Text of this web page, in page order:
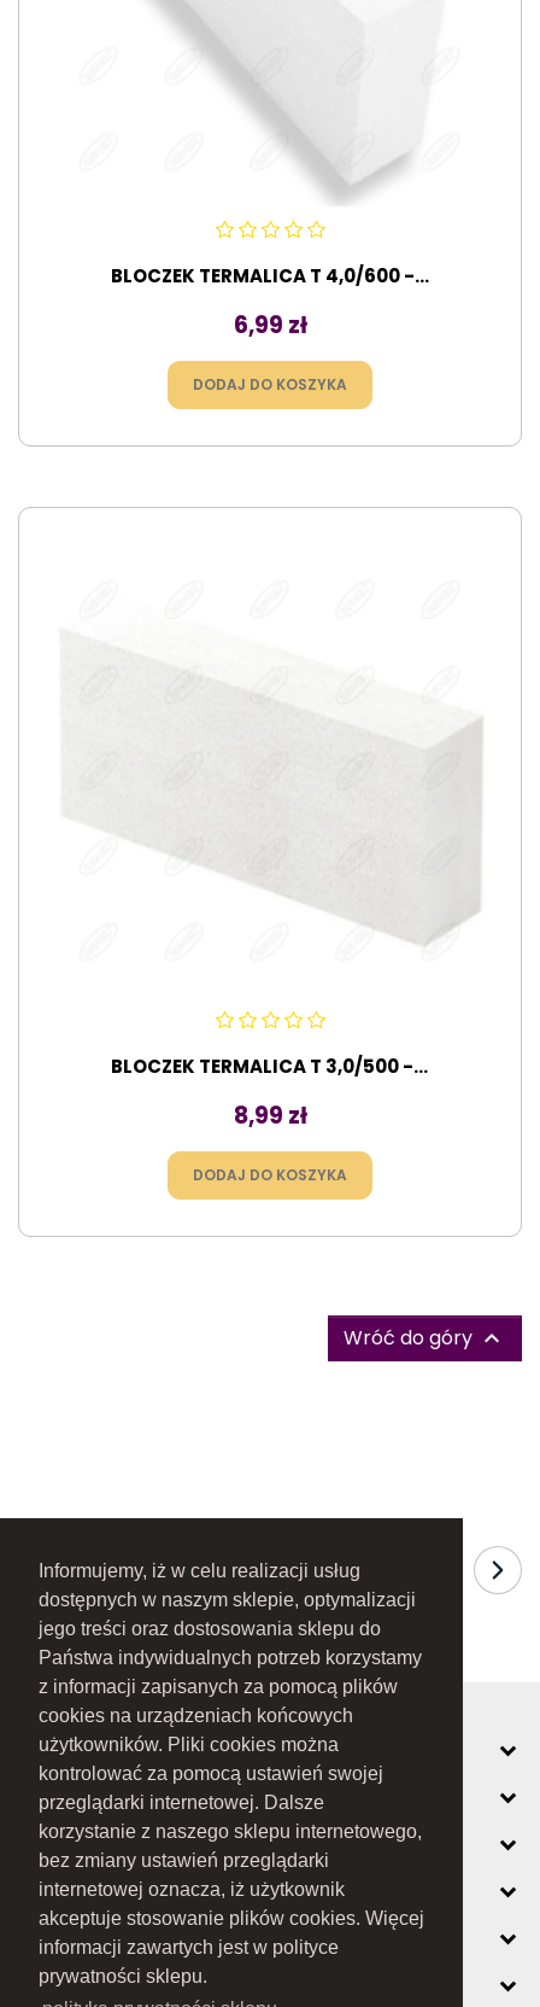
Informujemy, iż w celu realizacji usług
dostępnych w naszym sklepie, optymalizacji
jego treści oraz dostosowania sklepu do
Państwa indywidualnych potrzeb korzystamy
z informacji zapisanych za pomocą plików
cookies na urządzeniach końcowych
użytkowników. Pliki cookies można
kontrolować za pomocą ustawień swojej
przeglądarki internetowej. Dalsze
korzystanie z naszego sklepu internetowego,
bez zmiany ustawień przeglądarki
internetowej oznacza, iż użytkownik
akceptuje stosowanie plików cookies. Więcej
informacji zawartych jest w polityce
prywatności sklepu.
BLOCZEK TERMALICA T 4,0/600 -...
Cena
6,99 zł
DODAJ DO KOSZYKA
BLOCZEK TERMALICA T 3,0/500 -...
Cena
8,99 zł
DODAJ DO KOSZYKA
Wróć do góry 
MOJE KONTO
INFORMACJE
O FIRMIE
ZOBACZ RÓWNIEŻ
KONTAKT
NEWSLETTER